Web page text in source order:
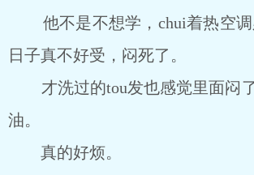
他不是不想学，chui着热空调
日子真不好受，闷死了。
才洗过的tou发也感觉里面闷
油。
真的好烦。